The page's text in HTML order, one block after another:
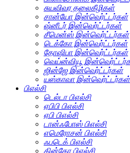
சுயவிவர தலைகீழிகள்
சான்யோ இன்வெர்ட்டர்கள்
ஷ்னீடர் இன்வெர்ட்டர்கள்
சீமென்ஸ் இன்வெர்ட்டர்கள்
டெக்கோ இன்வெர்ட்டர்கள்
தோஷிபா இன்வெர்ட்டர்கள்
வெய்ன்வியூ
ஜின்ஜே இன்வெர்ட்டர்கள்
யஸ்காவா இன்வெர்ட்டர்கள்
பிஎல்சி
டெல்டா பிஎல்சி
ஏபிபி பிஎல்சி
ஏபி பிஎல்சி
டான்ஃபோஸ் பிஎல்சி
எமெரோசன் பிஎல்சி
ஃபடெக் பிஎல்சி
கின்கோ பிஎல்சி